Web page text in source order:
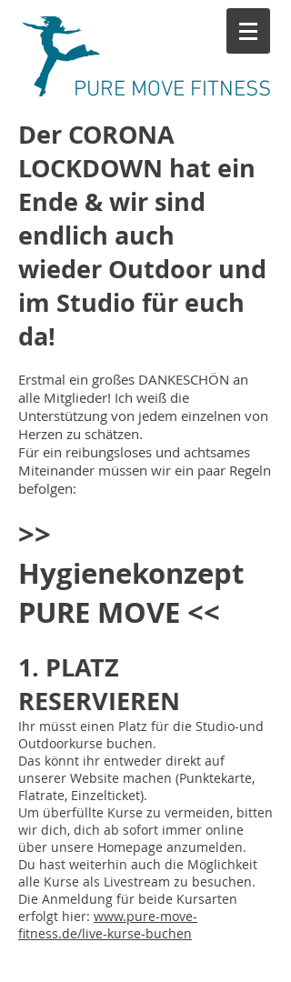
PURE MOVE FITNESS
Der CORONA
LOCKDOWN hat ein
Ende & wir sind
endlich auch
wieder Outdoor und
im Studio für euch
da!
Erstmal ein großes DANKESCHÖN an
alle Mitglieder! Ich weiß die
Unterstützung von jedem einzelnen von
Herzen zu schätzen.
Für ein reibungsloses und achtsames
Miteinander müssen wir ein paar Regeln
befolgen:
>>
Hygienekonzept
PURE MOVE <<
1. PLATZ
RESERVIEREN
Ihr müsst einen Platz für die Studio-und
Outdoorkurse buchen.
Das könnt ihr entweder direkt auf
unserer Website machen (Punktekarte,
Flatrate, Einzelticket).
Um überfüllte Kurse zu vermeiden, bitten
wir dich, dich ab sofort immer online
über unsere Homepage anzumelden.
Du hast weiterhin auch die Möglichkeit
alle Kurse als Livestream zu besuchen.
Die Anmeldung für beide Kursarten
erfolgt hier: www.pure-move-
fitness.de/live-kurse-buchen